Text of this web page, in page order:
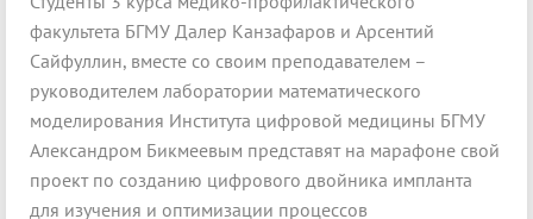
факультета БГМУ Далер Канзафаров и Арсентий
Сайфуллин, вместе со своим преподавателем –
руководителем лаборатории математического
моделирования Института цифровой медицины БГМУ
Александром Бикмеевым представят на марафоне свой
проект по созданию цифрового двойника импланта
для изучения и оптимизации процессов